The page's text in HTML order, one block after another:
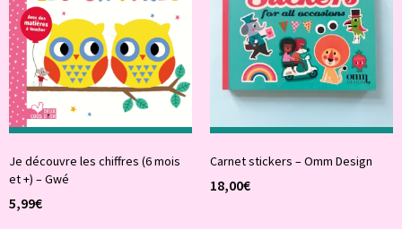
Je découvre les chiffres (6 mois
et +) – Gwé
5,99€
Carnet stickers – Omm Design
18,00€